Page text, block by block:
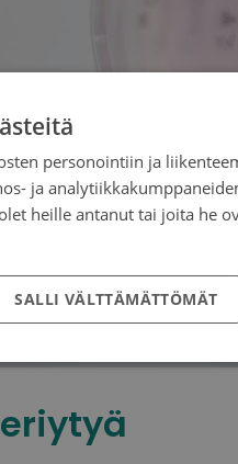
personointiin ja
ja
heille antanut tai joita he
SALLI VÄLTTÄMÄTTÖMÄT